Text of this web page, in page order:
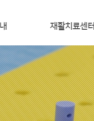
내
내
급
표
재활치료센터
재활치료
작업치료
통증치료
로봇치료